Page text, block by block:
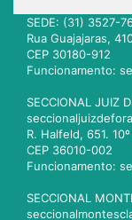
SEDE: (31) 3527-
Rua Guajajaras,
CEP 30180-912
Funcionamento:
SECCIONAL JUIZ
R. Halfeld, 651.
CEP 36010-002
Funcionamento:
SECCIONAL